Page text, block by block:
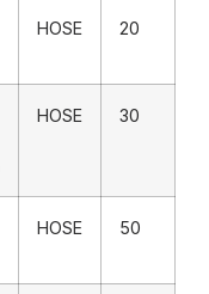
HOSE 20
HOSE 30
HOSE 50